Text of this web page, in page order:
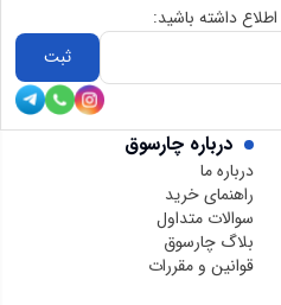
درباره چارسوق
درباره ما
راهنمای خرید
سوالات متداول
بلاگ چارسوق
قوانین و مقررات
داشته باشید:
ثبت